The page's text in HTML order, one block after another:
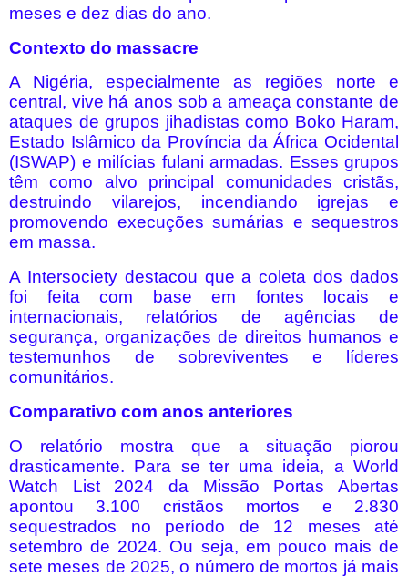
meses e dez dias do ano.
Contexto do massacre
A Nigéria, especialmente as regiões norte e
central, vive há anos sob a ameaça constante de
ataques de grupos jihadistas como Boko Haram,
Estado Islâmico da Província da África Ocidental
(ISWAP) e milícias fulani armadas. Esses grupos
têm como alvo principal comunidades cristãs,
destruindo vilarejos, incendiando igrejas e
promovendo execuções sumárias e sequestros
em massa.
A Intersociety destacou que a coleta dos dados
foi feita com base em fontes locais e
internacionais, relatórios de agências de
segurança, organizações de direitos humanos e
testemunhos de sobreviventes e líderes
comunitários.
Comparativo com anos anteriores
O relatório mostra que a situação piorou
drasticamente. Para se ter uma ideia, a World
Watch List 2024 da Missão Portas Abertas
apontou 3.100 cristãos mortos e 2.830
sequestrados no período de 12 meses até
setembro de 2024. Ou seja, em pouco mais de
sete meses de 2025, o número de mortos já mais